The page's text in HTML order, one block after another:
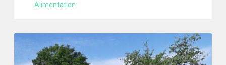
Alimentation